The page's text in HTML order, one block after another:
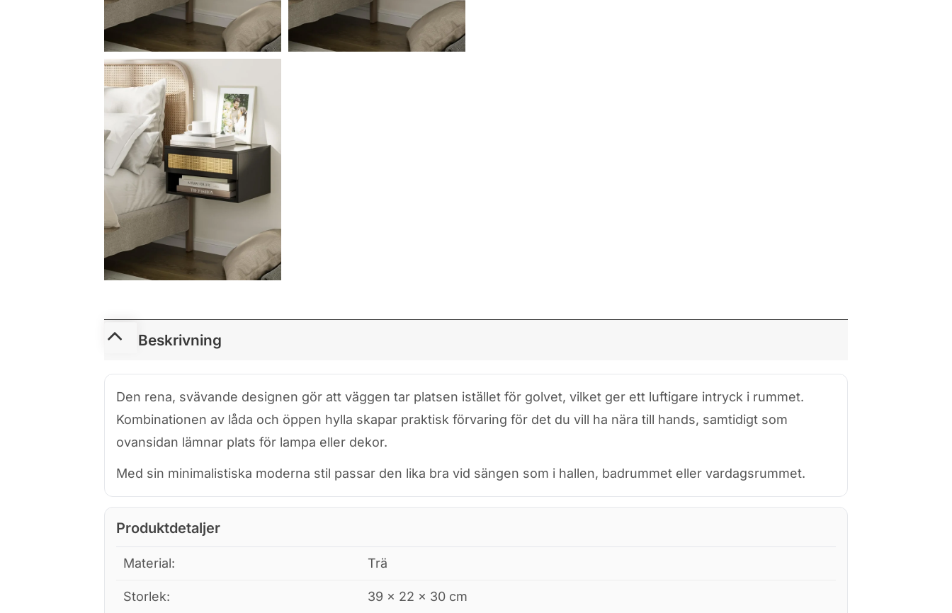
Beskrivning
Den rena, svävande designen gör att väggen tar platsen istället för golvet, vilket ger ett luftigare intryck i rummet.
Kombinationen av låda och öppen hylla skapar praktisk förvaring för det du vill ha nära till hands, samtidigt som
ovansidan lämnar plats för lampa eller dekor.
Med sin minimalistiska moderna stil passar den lika bra vid sängen som i hallen, badrummet eller vardagsrummet.
Produktdetaljer
Material: Trä
Storlek: 39 × 22 × 30 cm